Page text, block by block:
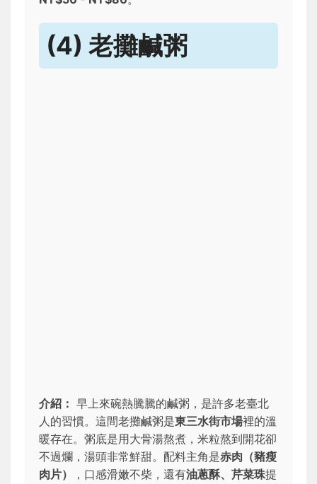
(4) 老攤鹹粥
介紹： 早上來碗熱騰騰的鹹粥，是許多老臺北
人的習慣。這間老攤鹹粥是東三水街市場裡的溫
暖存在。粥底是用大骨湯熬煮，米粒熬到開花卻
不過爛，湯頭非常鮮甜。配料主角是赤肉（豬瘦
肉片）
，口感滑嫩不柴，還有油蔥酥、芹菜珠提